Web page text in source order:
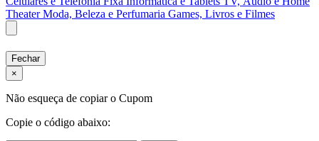
TheaterModa, Beleza e Perfumaria Games, Livros e Filmes
Fechar
×
Não esqueça de copiar o Cupom
Copie o código abaixo: